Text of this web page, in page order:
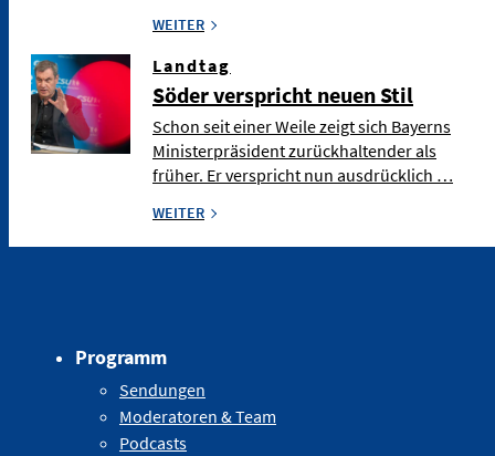
WEITER
Landtag
Söder verspricht neuen Stil
Schon seit einer Weile zeigt sich Bayerns
Ministerpräsident zurückhaltender als
früher. Er verspricht nun ausdrücklich …
WEITER
Programm
Sendungen
Moderatoren & Team
Podcasts